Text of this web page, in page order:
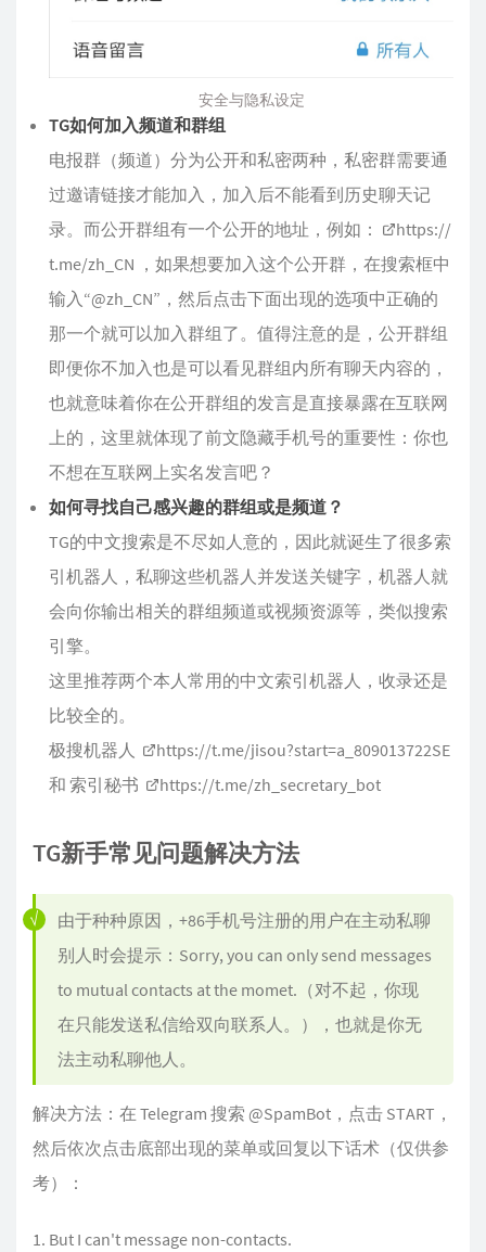
安全与隐私设定
TG如何加入频道和群组
电报群（频道）分为公开和私密两种，私密群需要通
过邀请链接才能加入，加入后不能看到历史聊天记
录。而公开群组有一个公开的地址，例如：
https://
t.me/zh_CN ，如果想要加入这个公开群，在搜索框中
输入“@zh_CN”，然后点击下面出现的选项中正确的
那一个就可以加入群组了。值得注意的是，公开群组
即便你不加入也是可以看见群组内所有聊天内容的，
也就意味着你在公开群组的发言是直接暴露在互联网
上的，这里就体现了前文隐藏手机号的重要性：你也
不想在互联网上实名发言吧？
如何寻找自己感兴趣的群组或是频道？
TG的中文搜索是不尽如人意的，因此就诞生了很多索
引机器人，私聊这些机器人并发送关键字，机器人就
会向你输出相关的群组频道或视频资源等，类似搜索
引擎。
这里推荐两个本人常用的中文索引机器人，收录还是
比较全的。
极搜机器人
https://t.me/jisou?start=a_809013722SE
和 索引秘书
https://t.me/zh_secretary_bot
TG新手常见问题解决方法
由于种种原因，+86手机号注册的用户在主动私聊
别人时会提示：Sorry, you can only send messages
to mutual contacts at the momet.（对不起，你现
在只能发送私信给双向联系人。），也就是你无
法主动私聊他人。
解决方法：在 Telegram 搜索 @SpamBot，点击 START，
然后依次点击底部出现的菜单或回复以下话术（仅供参
考）：
But I can't message non-contacts.